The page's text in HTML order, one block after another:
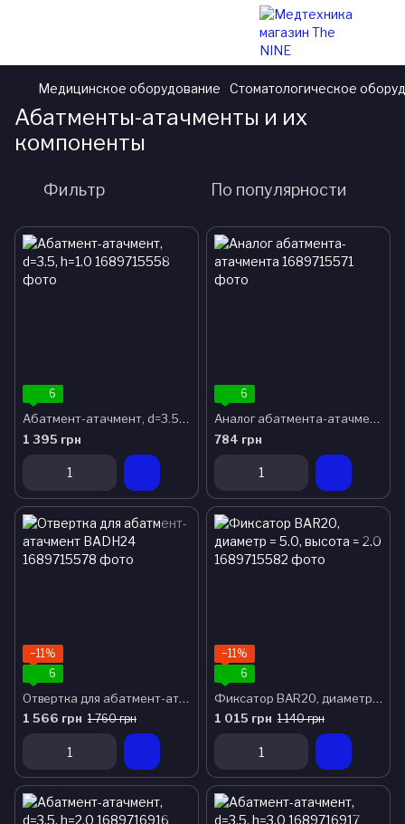
Медицинское оборудование Стоматологическое
Абатменты-атачменты и их
компоненты
Фильтр По популярности
6
Абатмент-атачмент, d=3.5, h=1.0
1 395 грн
6
Аналог абатмента-атачмента
784 грн
−11%
6
Отвертка для абатмент-атачмент BADH24
1 566 грн 1 760 грн
−11%
6
Фиксатор BAR20, диаметр = 5.0, высота = 2.0
1 015 грн 1 140 грн